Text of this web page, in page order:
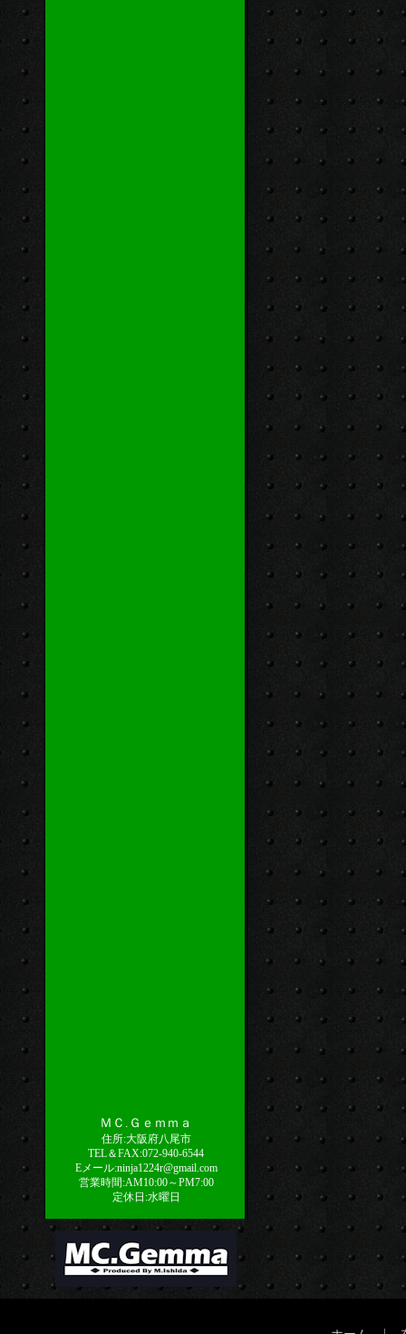
ＭＣ.Ｇｅｍｍａ
住所:大阪府八尾市
TEL＆FAX:072-940-6544
Eメール:ninja1224r@gmail.com
営業時間:AM10:00～PM7:00
定休日:水曜日